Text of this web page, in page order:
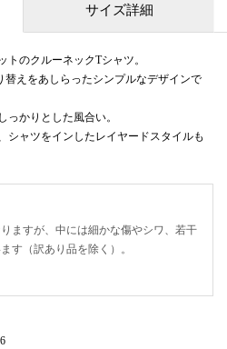
サイズ詳細
トのクルーネックTシャツ。
えをあしらったシンプルなデザインで
かりとした風合い。
シャツをインしたレイヤードスタイルも
ますが、中には細かな傷やシワ、若干
す（訳あり品を除く）。